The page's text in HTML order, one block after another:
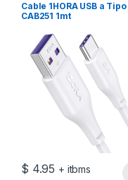
Cable 1HORA USB a Tipo
CAB251 1mt
$ 4.95 + itbms